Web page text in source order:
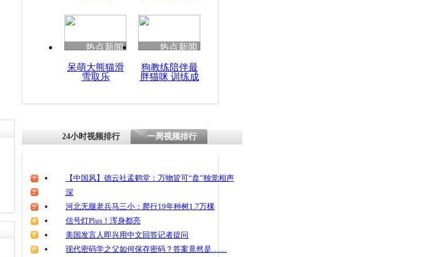
魂
热点新闻
呆萌大熊猫滑
雪取乐
热点新闻
狗教练陪伴最
胖猫咪 训练成
24小时视频排行 一周视频排行
【中国风】德云社孟鹤堂：万物皆可“盘”独觉相声
深
河北无腿老兵马三小：爬行19年种树1.7万棵
信号灯Plus！浑身都亮
美国发言人即兴用中文回答记者提问
现代密码学之父如何保存密码？答案竟然是……